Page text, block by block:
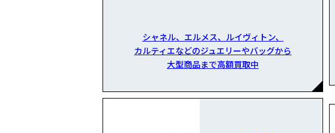
シャネル、エルメス、ルイヴィトン、
カルティエなどのジュエリーやバッグから
大型商品まで高額買取中